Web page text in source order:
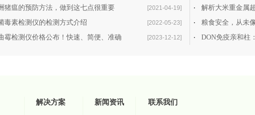
猪瘟的预防方法，做到这七点很重要 [2021-04-19] 解析大米重金属
毒素检测仪的检测方式介绍 [2022-05-23] 粮食安全，从未
霉检测仪价格公布！快速、简便、准确 [2023-12-12]
解决方案 新闻资讯 联系我们